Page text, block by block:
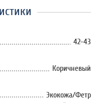
42-43
Коричневый
Экокожа/Фетр